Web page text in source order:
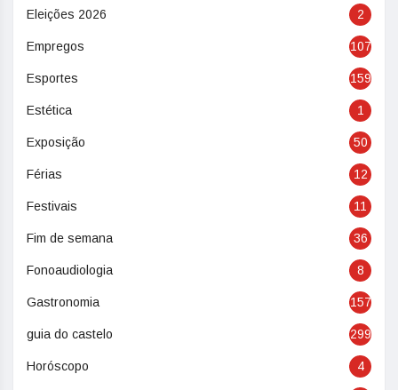
Eleições 2026 2
Empregos 107
Esportes 159
Estética 1
Exposição 50
Férias 12
Festivais 11
Fim de semana 36
Fonoaudiologia 8
Gastronomia 157
guia do castelo 299
Horóscopo 4